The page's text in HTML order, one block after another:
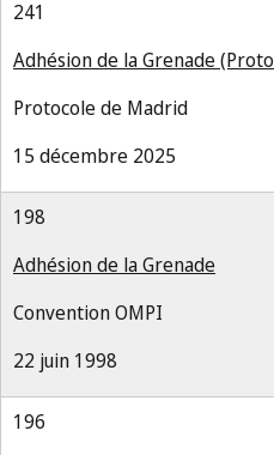
241
Adhésion de la Grenade
Protocole de Madrid
15 décembre 2025
198
Adhésion de la Grenade
Convention OMPI
22 juin 1998
196